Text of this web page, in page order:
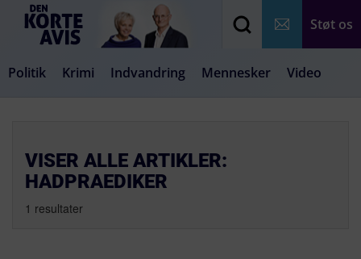
Støt os
Politik Krimi Indvandring Mennesker Video
VISER ALLE ARTIKLER:
HADPRAEDIKER
1 resultater